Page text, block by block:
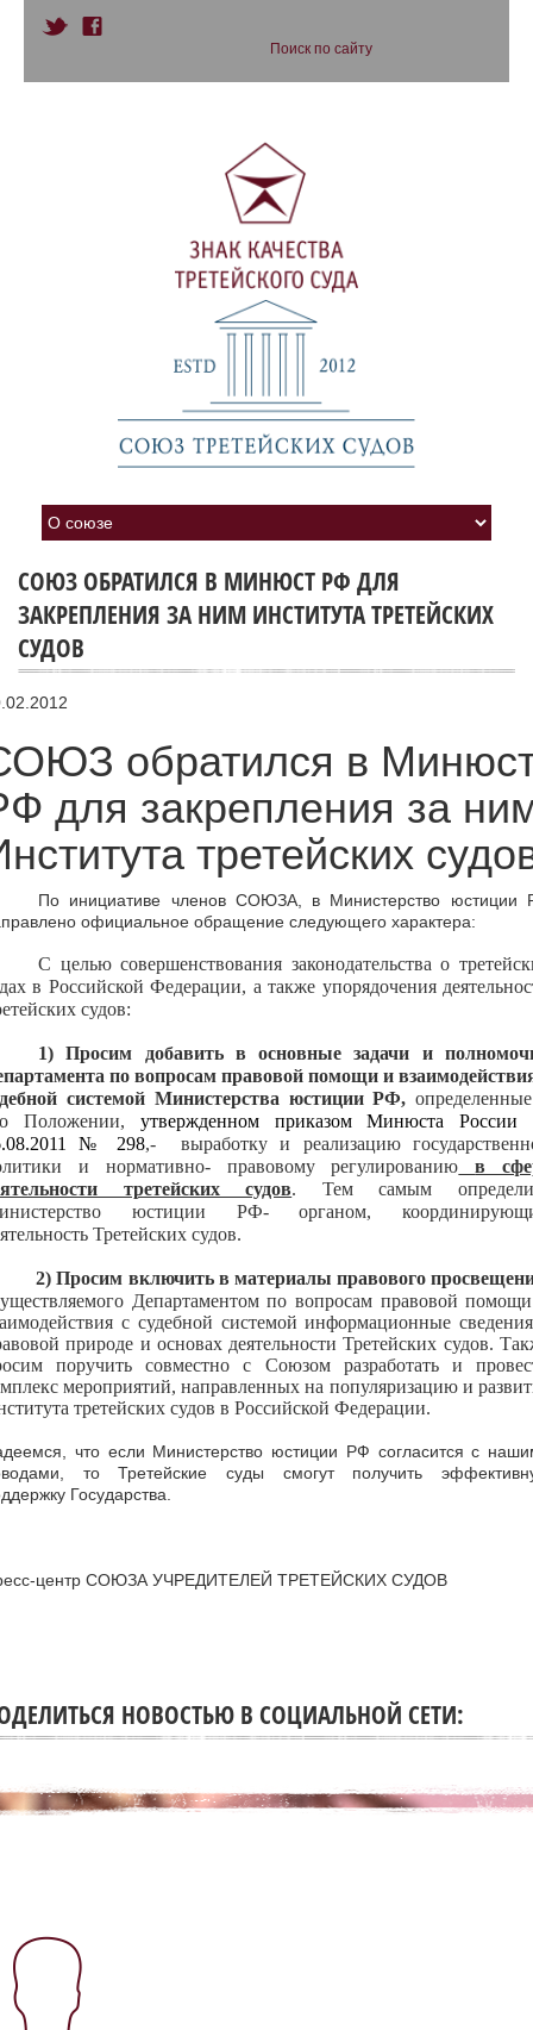
СОЮЗ ОБРАТИЛСЯ В МИНЮСТ РФ ДЛЯ
ЗАКРЕПЛЕНИЯ ЗА НИМ ИНСТИТУТА ТРЕТЕЙСКИХ
СУДОВ
обратился в
для закрепления за
третейских
По инициативе членов СОЮЗА, в Министерство юстиции
официальное обращение следующего характера:
С целью совершенствования законодательства о
в Российской Федерации, а также упорядочения
судов:
1)
Просим добавить в основные задачи и
по вопросам правовой помощи и
системой Министерства юстиции РФ,
Положении,
утвержденном приказом Минюста России
№ 298,- выработку и реализацию
и нормативно- правовому регулированию
в
третейских судов. Тем самым
юстиции РФ- органом,
Третейских судов.
2) Просим включить в материалы правового
Департаментом по вопросам правовой
с судебной системой информационные
природе и основах деятельности Третейских судов.
поручить совместно с Союзом разработать и
мероприятий, направленных на популяризацию и
третейских судов в Российской Федерации.
что если Министерство юстиции РФ согласится с
то Третейские суды смогут получить
Государства.
центр СОЮЗА УЧРЕДИТЕЛЕЙ ТРЕТЕЙСКИХ СУДОВ
НОВОСТЬЮ В СОЦИАЛЬНОЙ СЕТИ: